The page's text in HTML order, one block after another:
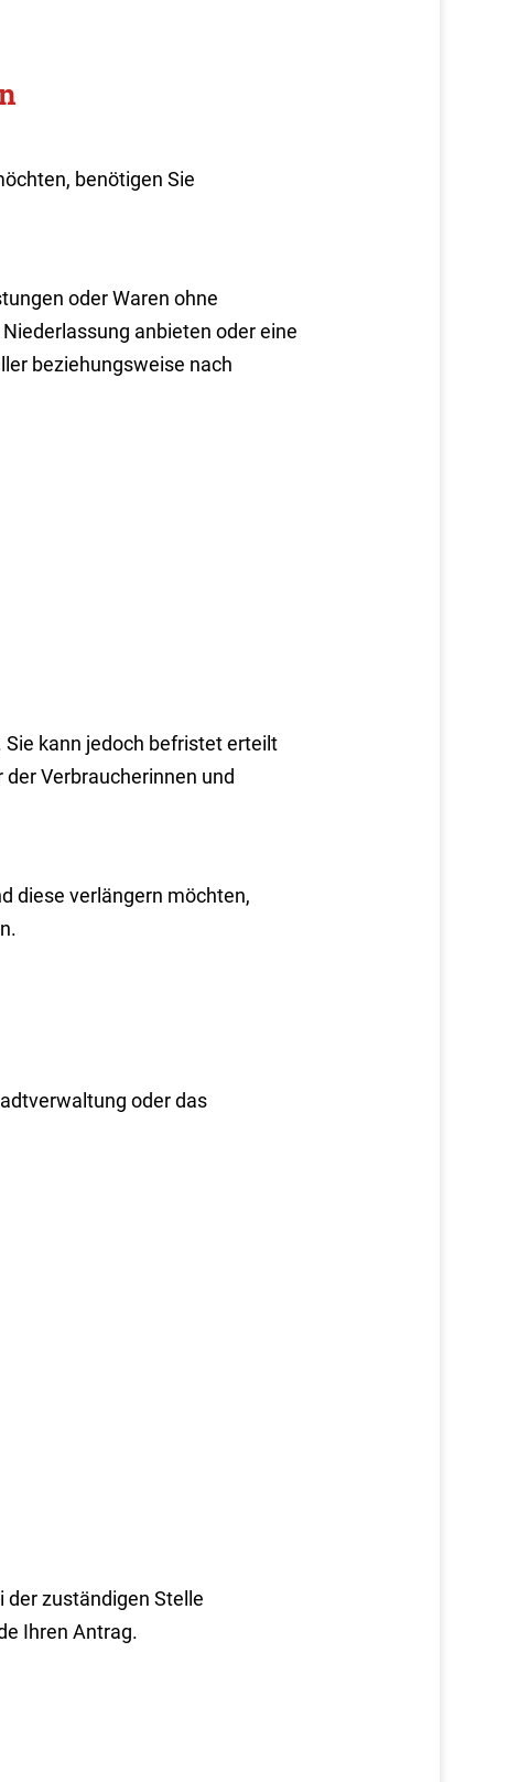
benötigen Sie
oder Waren ohne
anbieten oder eine
beziehungsweise nach
kann jedoch befristet erteilt
Verbraucherinnen und
diese verlängern möchten,
oder das
der zuständigen Stelle
Ihren Antrag.